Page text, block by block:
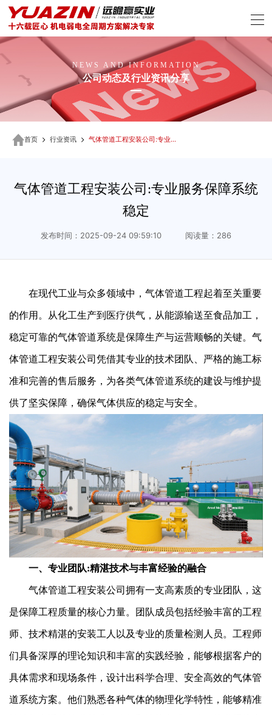
NEWS AND INFORMATION
公司动态及行业资讯分享
首页 行业资讯 气体管道工程安装公司:专业服务保障系统稳定
气体管道工程安装公司:专业服务保障系统
稳定
发布时间：2025-09-24 09:59:10 阅读量：286
在现代工业与众多领域中，气体管道工程起着至关重要
的作用。从化工生产到医疗供气，从能源输送至食品加工，
稳定可靠的气体管道系统是保障生产与运营顺畅的关键。气
体管道工程安装公司凭借其专业的技术团队、严格的施工标
准和完善的售后服务，为各类气体管道系统的建设与维护提
供了坚实保障，确保气体供应的稳定与安全。
一、专业团队:精湛技术与丰富经验的融合
气体管道工程安装公司拥有一支高素质的专业团队，这
是保障工程质量的核心力量。团队成员包括经验丰富的工程
师、技术精湛的安装工人以及专业的质量检测人员。工程师
们具备深厚的理论知识和丰富的实践经验，能够根据客户的
具体需求和现场条件，设计出科学合理、安全高效的气体管
道系统方案。他们熟悉各种气体的物理化学特性，能够精准